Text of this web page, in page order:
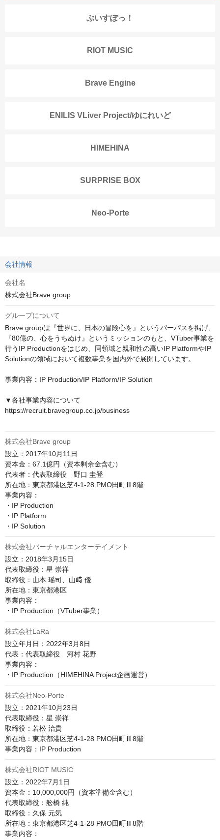
ぶいすぽっ！
RIOT MUSIC
Brave Engine
ENILIS VLiver Project/ゆにれいど
HIMEHINA
SURPRISE BOX
Neo-Porte
会社情報
会社名
株式会社Brave group
グループについて
Brave groupは『世界に、日本の冒険心を』というパーパスを掲げ、
『80億の、心をうちぬけ』というミッションのもと、VTuber事業を
行うIP Productionをはじめ、同領域と親和性の高いIP PlatformやIP
Solutionの領域において複数事業を国内外で展開しています。
事業内容：IP Production/IP Platform/IP Solution
▼各社事業内容について
https://recruit.bravegroup.co.jp/business
株式会社Brave group
設立：2017年10月11日
資本金：67.1億円（資本剰余金含む）
代表者：代表取締役　野口 圭登
所在地：東京都港区芝4-1-28 PMO田町Ⅲ8階
事業内容：
・IP Production
・IP Platform
株式会社バーチャルエンターテイメント
設立：2018年3月15日
代表取締役：星 崇祥
取締役：山本 瑶司、山﨑 優
所在地：東京都港区
事業内容：
・IP Production（VTuber事業）
株式会社LaRa
設立年月日：2022年3月8日
代表：代表取締役　河村 花野
事業内容：
・IP Production（HIMEHINA Project企画運営）
株式会社Neo-Porte
設立：2021年10月23日
代表取締役：星 崇祥
取締役：若松 治貴
所在地：東京都港区芝4-1-28 PMO田町Ⅲ8階
事業内容：IP Production
株式会社RIOT MUSIC
設立：2022年7月1日
資本金：10,000,000円（資本準備金含む）
代表取締役：舩橋 純
取締役：久保 元気
所在地：東京都港区芝4-1-28 PMO田町Ⅲ8階​​
事業内容：